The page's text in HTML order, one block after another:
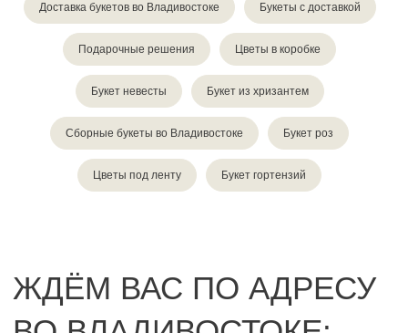
Доставка букетов во Владивостоке Букеты с доставкой
Подарочные решения Цветы в коробке
Букет невесты Букет из хризантем
Сборные букеты во Владивостоке Букет роз
Цветы под ленту Букет гортензий